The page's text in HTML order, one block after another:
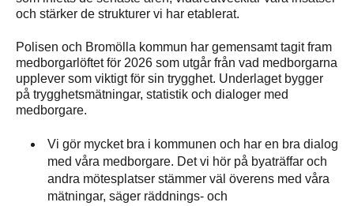
och stärker de strukturer vi har etablerat.
Polisen och Bromölla kommun har gemensamt tagit fram
medborgarlöftet för 2026 som utgår från vad medborgarna
upplever som viktigt för sin trygghet. Underlaget bygger
på trygghetsmätningar, statistik och dialoger med
medborgare.
Vi gör mycket bra i kommunen och har en bra dialog
med våra medborgare. Det vi hör på byaträffar och
andra mötesplatser stämmer väl överens med våra
mätningar, säger räddnings- och